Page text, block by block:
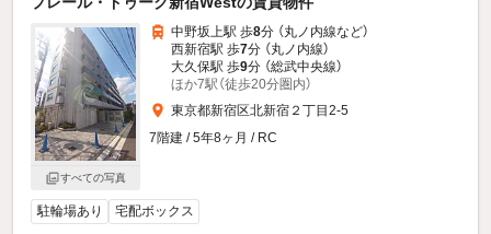
すべての写真
中野坂上駅 歩8分 （丸ノ内線など）
西新宿駅 歩7分 （丸ノ内線）
大久保駅 歩9分 （総武中央線）
ほか7駅（徒歩20分圏内）
東京都新宿区北新宿２丁目2-5
7階建 / 5年8ヶ月 / RC
駐輪場あり 宅配ボックス